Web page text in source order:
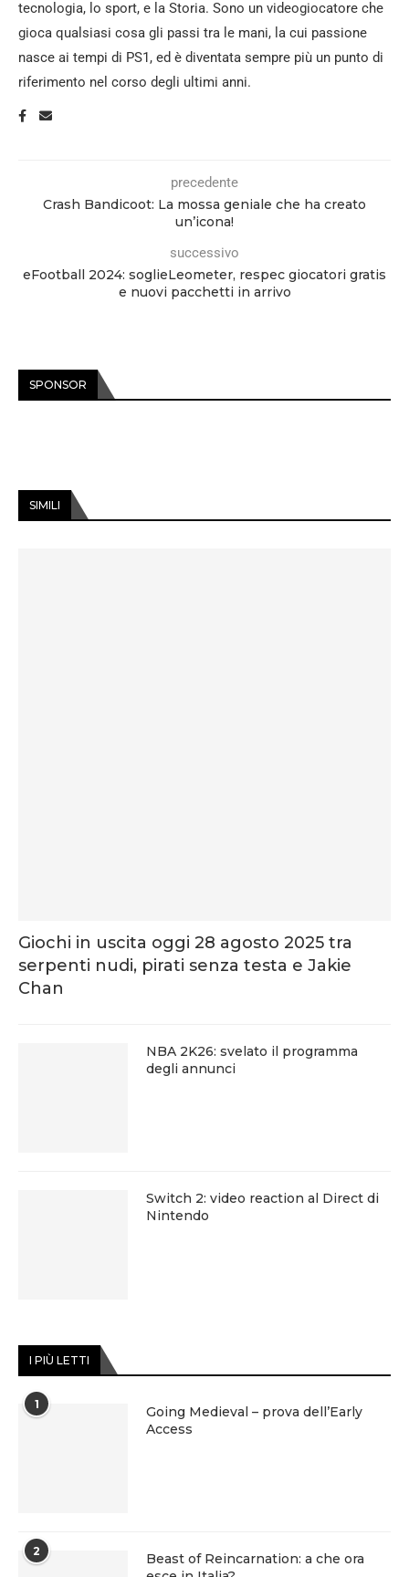
tecnologia, lo sport, e la Storia. Sono un videogiocatore che
gioca qualsiasi cosa gli passi tra le mani, la cui passione
nasce ai tempi di PS1, ed è diventata sempre più un punto di
riferimento nel corso degli ultimi anni.
precedente
Crash Bandicoot: La mossa geniale che ha creato
un’icona!
successivo
eFootball 2024: soglieLeometer, respec giocatori gratis
e nuovi pacchetti in arrivo
SPONSOR
SIMILI
Giochi in uscita oggi 28 agosto 2025 tra
serpenti nudi, pirati senza testa e Jakie
Chan
NBA 2K26: svelato il programma
degli annunci
Switch 2: video reaction al Direct di
Nintendo
I PIÙ LETTI
1
Going Medieval – prova dell’Early
Access
2
Beast of Reincarnation: a che ora